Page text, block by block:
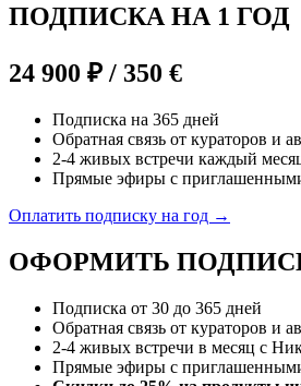
ПОДПИСКА НА 1 ГОД
24 900 ₽ / 350 €
Подписка на 365 дней
Обратная связь от кураторов и
2-4 живых встречи каждый
Прямые эфиры с
Оплатить подписку на год →
ОФОРМИТЬ
Подписка от 30 до 365 дней
Обратная связь от кураторов и
2-4 живых встречи в месяц с
Прямые эфиры с